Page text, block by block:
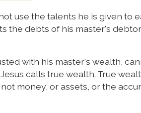
use the talents he is given to
the debts of his master's
with his master's wealth,
calls true wealth. True
money, or assets, or the